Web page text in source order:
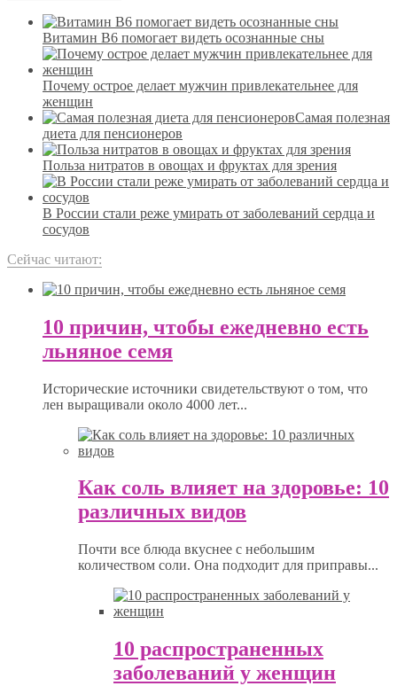
Витамин B6 помогает видеть осознанные сны
Почему острое делает мужчин привлекательнее для
женщин
Самая полезная
диета для пенсионеров
Польза нитратов в овощах и фруктах для зрения
В России стали реже умирать от заболеваний сердца и
сосудов
Сейчас читают:
10 причин, чтобы ежедневно есть
льняное семя
Исторические источники свидетельствуют о том, что
лен выращивали около 4000 лет...
Как соль влияет на здоровье: 10
различных видов
Почти все блюда вкуснее с небольшим
количеством соли. Она подходит для приправы...
10 распространенных
заболеваний у женщин